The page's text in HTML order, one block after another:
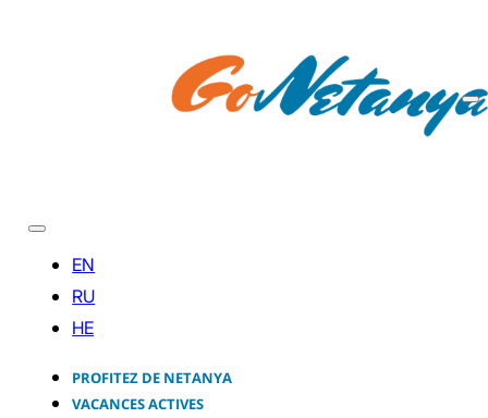
PROFITEZ DE NETANYA
VACANCES ACTIVES